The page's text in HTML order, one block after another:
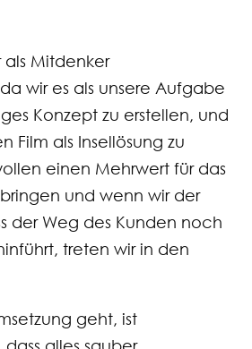
Mitdenker
wir es als unsere Aufgabe
Konzept zu erstellen, und
Film als Insellösung zu
einen Mehrwert für das
und wenn wir der
der Weg des Kunden noch
treten wir in den
geht, ist